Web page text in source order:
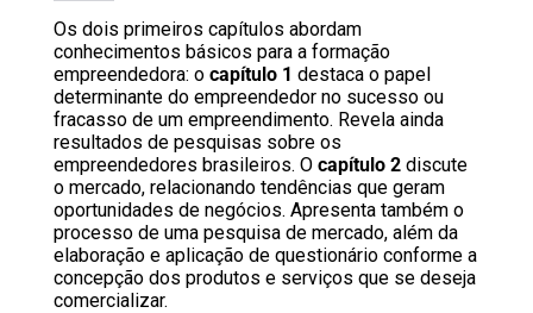
Os dois primeiros capítulos abordam
conhecimentos básicos para a formação
empreendedora: o capítulo 1 destaca o papel
determinante do empreendedor no sucesso ou
fracasso de um empreendimento. Revela ainda
resultados de pesquisas sobre os
empreendedores brasileiros. O capítulo 2discute
o mercado, relacionando tendências que geram
oportunidades de negócios. Apresenta também o
processo de uma pesquisa de mercado, além da
elaboração e aplicação de questionário conforme a
concepção dos produtos e serviços que se deseja
comercializar.